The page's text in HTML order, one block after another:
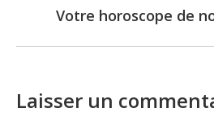
Next
Votre horoscope de
Laisser un